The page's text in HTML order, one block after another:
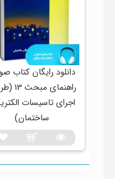
دانلود رایگان کتاب
راهنمای
اجرای تاسیسات
ساختمان)